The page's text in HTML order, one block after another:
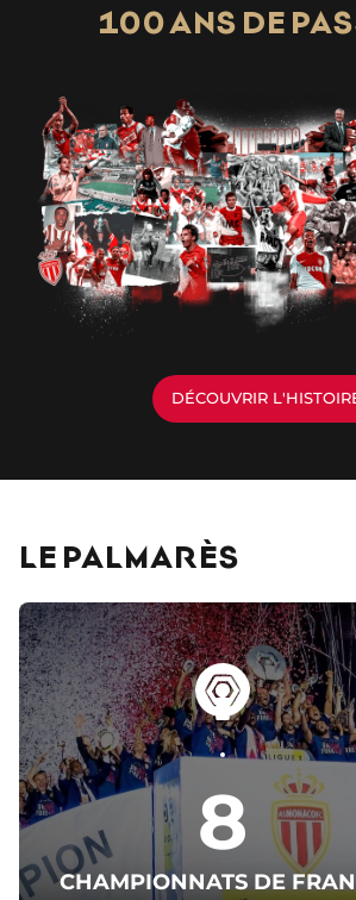
100 ANS DE
DÉCOUVRIR
LE PALMARÈS
8
CHAMPIONNATS DE